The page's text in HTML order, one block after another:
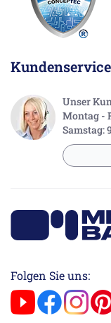
Kundenservice
Unser
Montag -
Samstag:
Folgen Sie uns: